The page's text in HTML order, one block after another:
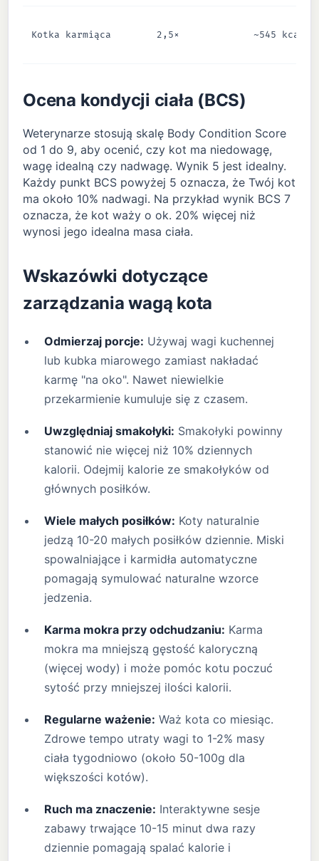
Kotka karmiąca 2,5× ~545 kcal
Ocena kondycji ciała (BCS)
Weterynarze stosują skalę Body Condition Score
od 1 do 9, aby ocenić, czy kot ma niedowagę,
wagę idealną czy nadwagę. Wynik 5 jest idealny.
Każdy punkt BCS powyżej 5 oznacza, że Twój kot
ma około 10% nadwagi. Na przykład wynik BCS 7
oznacza, że kot waży o ok. 20% więcej niż
wynosi jego idealna masa ciała.
Wskazówki dotyczące
zarządzania wagą kota
Odmierzaj porcje: Używaj wagi kuchennej
lub kubka miarowego zamiast nakładać
karmę "na oko". Nawet niewielkie
przekarmienie kumuluje się z czasem.
Uwzględniaj smakołyki: Smakołyki powinny
stanowić nie więcej niż 10% dziennych
kalorii. Odejmij kalorie ze smakołyków od
głównych posiłków.
Wiele małych posiłków: Koty naturalnie
jedzą 10-20 małych posiłków dziennie. Miski
spowalniające i karmidła automatyczne
pomagają symulować naturalne wzorce
jedzenia.
Karma mokra przy odchudzaniu: Karma
mokra ma mniejszą gęstość kaloryczną
(więcej wody) i może pomóc kotu poczuć
sytość przy mniejszej ilości kalorii.
Regularne ważenie: Waż kota co miesiąc.
Zdrowe tempo utraty wagi to 1-2% masy
ciała tygodniowo (około 50-100g dla
większości kotów).
Ruch ma znaczenie: Interaktywne sesje
zabawy trwające 10-15 minut dwa razy
dziennie pomagają spalać kalorie i